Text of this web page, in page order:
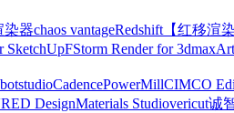
染器chaos vantageRedshift【红移渲染
SketchUpFStorm Render for 3dmax
CadencePowerMillCIMCO
DesignMaterials Studiovericut诚